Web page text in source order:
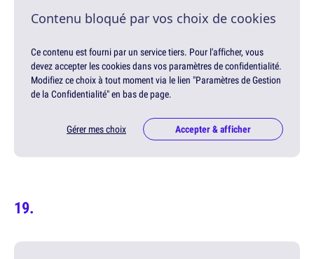
Contenu bloqué par vos choix de cookies
Ce contenu est fourni par un service tiers. Pour l'afficher, vous
devez accepter les cookies dans vos paramètres de confidentialité.
Modifiez ce choix à tout moment via le lien "Paramètres de Gestion
de la Confidentialité" en bas de page.
Gérer mes choix Accepter & afficher